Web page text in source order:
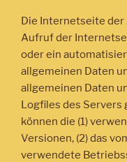
Die Internetseite
Aufruf der
oder ein
allgemeinen Daten
allgemeinen Daten
Logfiles des Servers
können die (1)
Versionen, (2) das
verwendete